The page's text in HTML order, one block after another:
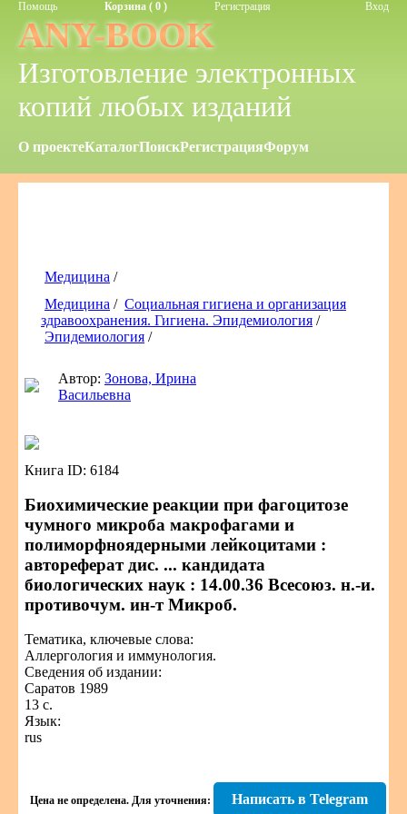
Помощь Корзина ( 0 ) Регистрация Вход
ANY-BOOK
Изготовление электронных
копий любых изданий
О проектеКаталогПоискРегистрацияФорум
Медицина /
Медицина / Социальная гигиена и организация
здравоохранения. Гигиена. Эпидемиология /
Эпидемиология /
Автор: Зонова, Ирина
Васильевна
Книга ID: 6184
Биохимические реакции при фагоцитозе
чумного микроба макрофагами и
полиморфноядерными лейкоцитами :
автореферат дис. ... кандидата
биологических наук : 14.00.36 Всесоюз. н.-и.
противочум. ин-т Микроб.
Тематика, ключевые слова:
Аллергология и иммунология.
Сведения об издании:
Саратов 1989
13 с.
Язык:
rus
Цена не определена. Для уточнения: Написать в Telegram